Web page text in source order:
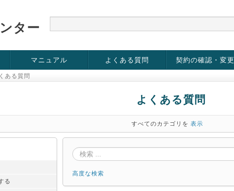
ター
報
マニュアル よくある質問 契約の確認・変更
ある質問
よくある質問
すべてのカテゴリを 表示
る
高度な検索